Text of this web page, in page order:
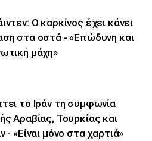
Ο καρκίνος έχει κάνει
στα οστά - «Επώδυνη και
μάχη»
το Ιράν τη συμφωνία
Αραβίας, Τουρκίας και
- «Είναι μόνο στα χαρτιά»